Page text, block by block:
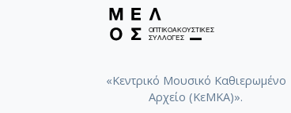
Κούκος, Περικλής. Σουϊτα για
«Κεντρικό Μουσικό Καθιερωμένο
Αρχείο (ΚεΜΚΑ)».